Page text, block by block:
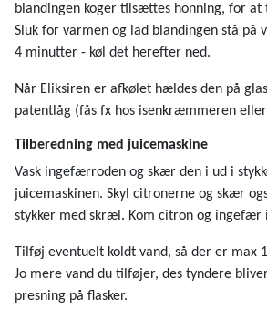
blandingen koger tilsættes honning, for
Sluk for varmen og lad blandingen stå på
4 minutter - køl det herefter ned.
Når Eliksiren er afkølet hældes den på
patentlåg (fås fx hos isenkræmmeren eller
Tilberedning med juicemaskine
Vask ingefærroden og skær den i ud i
juicemaskinen. Skyl citronerne og skær
stykker med skræl. Kom citron og ingefær
Tilføj eventuelt koldt vand, så der er max
Jo mere vand du tilføjer, des tyndere
presning på flasker.